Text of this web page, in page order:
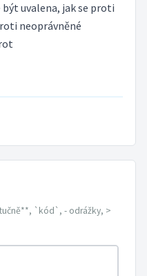
uvalena, jak se proti
neoprávněné
`kód`, - odrážky, >